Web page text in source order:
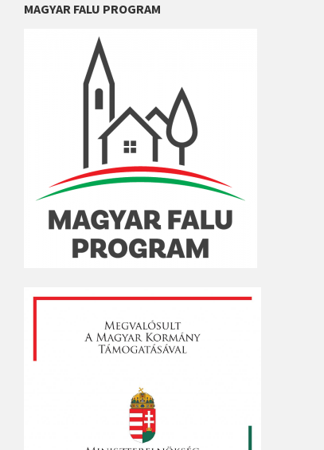
MAGYAR FALU PROGRAM